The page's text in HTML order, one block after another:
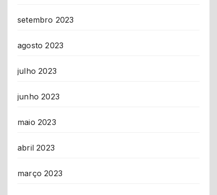
setembro 2023
agosto 2023
julho 2023
junho 2023
maio 2023
abril 2023
março 2023